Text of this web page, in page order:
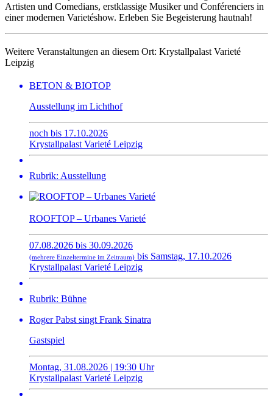
Artisten und Comedians, erstklassige Musiker und Conférenciers in
einer modernen Varietéshow. Erleben Sie Begeisterung hautnah!
Weitere Veranstaltungen an diesem Ort: Krystallpalast Varieté
Leipzig
BETON & BIOTOP
Ausstellung im Lichthof
noch bis 17.10.2026
Krystallpalast Varieté Leipzig
Rubrik: Ausstellung
ROOFTOP – Urbanes Varieté
07.08.2026 bis 30.09.2026
(mehrere Einzeltermine im Zeitraum) bis Samstag, 17.10.2026
Krystallpalast Varieté Leipzig
Rubrik: Bühne
Roger Pabst singt Frank Sinatra
Gastspiel
Montag, 31.08.2026 | 19:30 Uhr
Krystallpalast Varieté Leipzig